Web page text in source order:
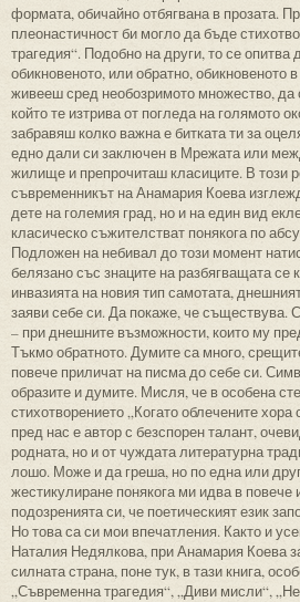
формата, обичайно отбягвана в прозата.
плеонастичност би могло да бъде
трагедия“. Подобно на други, то се опитва
обикновеното, или обратно, обикновеното
живееш сред необозримото множество, да
който те изтрива от погледа на голямото
забравяш колко важна е битката ти за
едно дали си заключен в Мрежата или
жилище и препрочиташ класиците. В този
съвременникът на Анамария Коева
дете на големия град, но и на един вид
класическо съжителстват понякога по
Подложен на небивал до този момент
белязано със знаците на разбягващата се
инвазията на новия тип самотата,
заяви себе си. Да покаже, че съществува.
– при днешните възможности, които му
Тъкмо обратното. Думите са много,
повече приличат на писма до себе си.
образите и думите. Мисля, че в особена
стихотворението „Когато облечените хора
пред нас е автор с безспорен талант,
родната, но и от чуждата литературна
лошо. Може и да греша, но по една или
жестикулиране понякога ми идва в
подозренията си, че поетическият език
Но това са си мои впечатления. Както и
Наталия Недялкова, при Анамария Коева
силната страна, поне тук, в тази книга,
„Съвременна трагедия“, „Диви мисли“,